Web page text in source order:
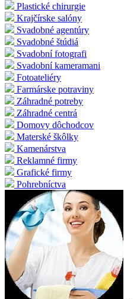
Plastické chirurgie
Krajčírske salóny
Svadobné agentúry
Svadobné štúdiá
Svadobní fotografi
Svadobní kameramani
Fotoateliéry
Farmárske potraviny
Záhradné potreby
Záhradné centrá
Domovy dôchodcov
Materské škôlky
Kamenárstva
Reklamné firmy
Grafické firmy
Pohrebníctva